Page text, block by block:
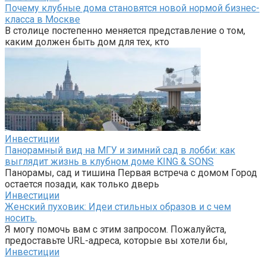
Почему клубные дома становятся новой нормой бизнес-
класса в Москве
В столице постепенно меняется представление о том,
каким должен быть дом для тех, кто
Инвестиции
Панорамный вид на МГУ и зимний сад в лобби: как
выглядит жизнь в клубном доме KING & SONS
Панорамы, сад и тишина Первая встреча с домом Город
остается позади, как только дверь
Инвестиции
Женский пуховик: Идеи стильных образов и с чем
носить.
Я могу помочь вам с этим запросом. Пожалуйста,
предоставьте URL-адреса, которые вы хотели бы,
Инвестиции